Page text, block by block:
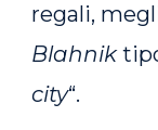
regali,
Blahnik
city“.